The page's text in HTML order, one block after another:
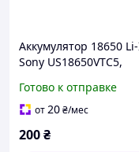
Аккумулятор 18650
Sony US18650VTC5,
2.5V, GREEN, PVC BOX, 2
шт в упаковке, цена
Готово к отправке
от20₴/мес
200₴